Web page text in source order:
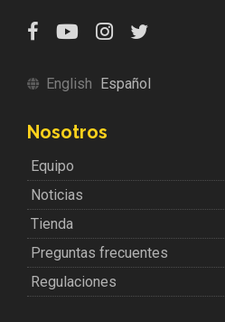
English Español
Nosotros
Equipo
Noticias
Tienda
Preguntas frecuentes
Regulaciones